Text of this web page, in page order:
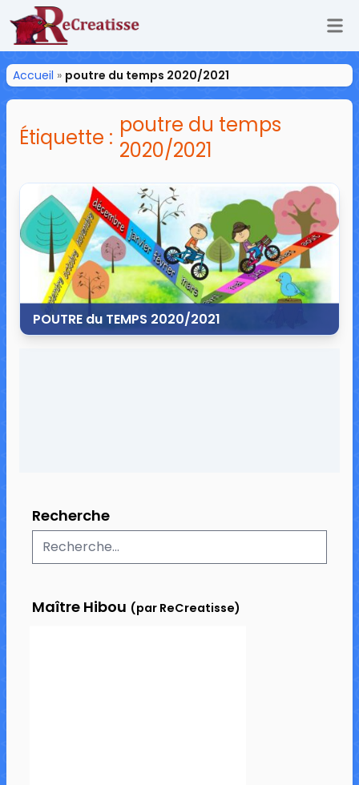
ReCreatisse
Accueil » poutre du temps 2020/2021
Étiquette : poutre du temps
2020/2021
POUTRE du TEMPS 2020/2021
Recherche
Maître Hibou (par ReCreatisse)